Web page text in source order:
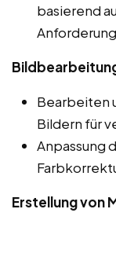
basierend
Bearbeiten
Bildern für
Anpassung
Erstellung von